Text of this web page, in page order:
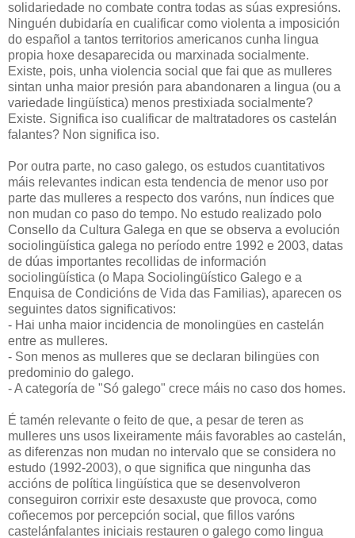
solidariedade no combate contra todas as súas expresións.
Ninguén dubidaría en cualificar como violenta a imposición
do español a tantos territorios americanos cunha lingua
propia hoxe desaparecida ou marxinada socialmente.
Existe, pois, unha violencia social que fai que as mulleres
sintan unha maior presión para abandonaren a lingua (ou a
variedade lingüística) menos prestixiada socialmente?
Existe. Significa iso cualificar de maltratadores os castelán
falantes? Non significa iso.
Por outra parte, no caso galego, os estudos cuantitativos
máis relevantes indican esta tendencia de menor uso por
parte das mulleres a respecto dos varóns, nun índices que
non mudan co paso do tempo. No estudo realizado polo
Consello da Cultura Galega en que se observa a evolución
sociolingüística galega no período entre 1992 e 2003, datas
de dúas importantes recollidas de información
sociolingüística (o Mapa Sociolingüístico Galego e a
Enquisa de Condicións de Vida das Familias), aparecen os
seguintes datos significativos:
- Hai unha maior incidencia de monolingües en castelán
entre as mulleres.
- Son menos as mulleres que se declaran bilingües con
predominio do galego.
- A categoría de "Só galego" crece máis no caso dos homes.
É tamén relevante o feito de que, a pesar de teren as
mulleres uns usos lixeiramente máis favorables ao castelán,
as diferenzas non mudan no intervalo que se considera no
estudo (1992-2003), o que significa que ningunha das
accións de política lingüística que se desenvolveron
conseguiron corrixir este desaxuste que provoca, como
coñecemos por percepción social, que fillos varóns
castelánfalantes iniciais restauren o galego como lingua